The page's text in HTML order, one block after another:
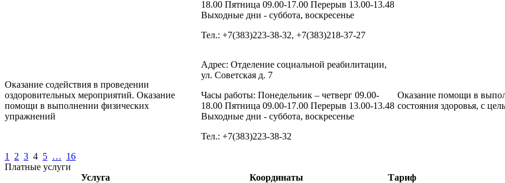
18.00 Пятница 09.00-17.00 Перерыв 13.00-13.48
Выходные дни - суббота, воскресенье
Тел.: +7(383)223-38-32, +7(383)218-37-27
Оказание содействия в проведении
оздоровительных мероприятий. Оказание
помощи в выполнении физических
упражнений
Адрес: Отделение социальной реабилитации,
ул. Советская д. 7
Часы работы: Понедельник – четверг 09.00-
18.00 Пятница 09.00-17.00 Перерыв 13.00-13.48
Выходные дни - суббота, воскресенье
Тел.: +7(383)223-38-32
Оказание помощи в
состояния здоровья, с
1 2 3 4 5 … 16
Платные услуги
Услуга
Координаты Тариф